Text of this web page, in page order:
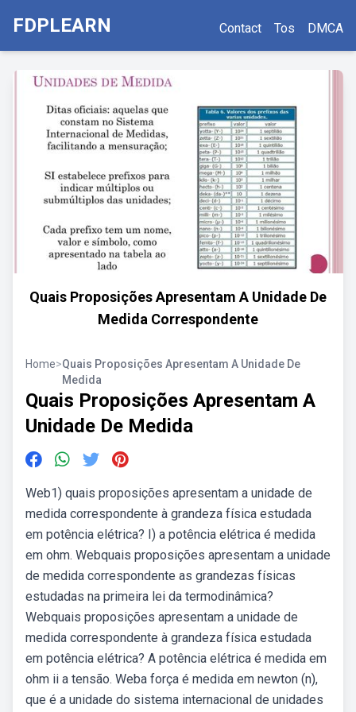
FDPLEARN Contact Tos DMCA
Quais Proposições Apresentam A Unidade De
Medida Correspondente
Home>Quais Proposições Apresentam A Unidade De
Medida
Quais Proposições Apresentam A
Unidade De Medida
Web1) quais proposições apresentam a unidade de
medida correspondente à grandeza física estudada
em potência elétrica? I) a potência elétrica é medida
em ohm. Webquais proposições apresentam a unidade
de medida correspondente as grandezas físicas
estudadas na primeira lei da termodinâmica?
Webquais proposições apresentam a unidade de
medida correspondente à grandeza física estudada
em potência elétrica? A potência elétrica é medida em
ohm ii a tensão. Weba força é medida em newton (n),
que é a unidade do sistema internacional de unidades